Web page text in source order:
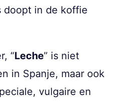
doopt in de koffie
“Leche” is niet
in Spanje, maar ook
vulgaire en